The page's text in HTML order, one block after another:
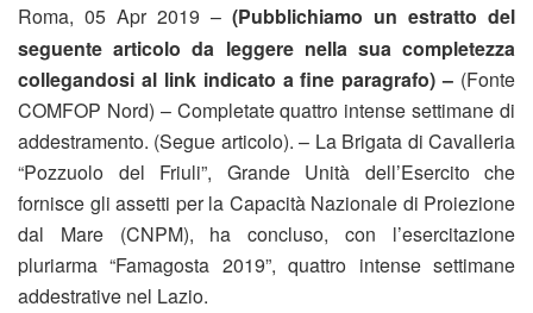
Roma, 05 Apr 2019 – (Pubblichiamo un estratto del
seguente articolo da leggere nella sua completezza
collegandosi al link indicato a fine paragrafo) – (Fonte
COMFOP Nord) – Completate quattro intense settimane di
addestramento. (Segue articolo). – La Brigata di Cavalleria
“Pozzuolo del Friuli”, Grande Unità dell’Esercito che
fornisce gli assetti per la Capacità Nazionale di Proiezione
dal Mare (CNPM), ha concluso, con l’esercitazione
pluriarma “Famagosta 2019”, quattro intense settimane
addestrative nel Lazio.